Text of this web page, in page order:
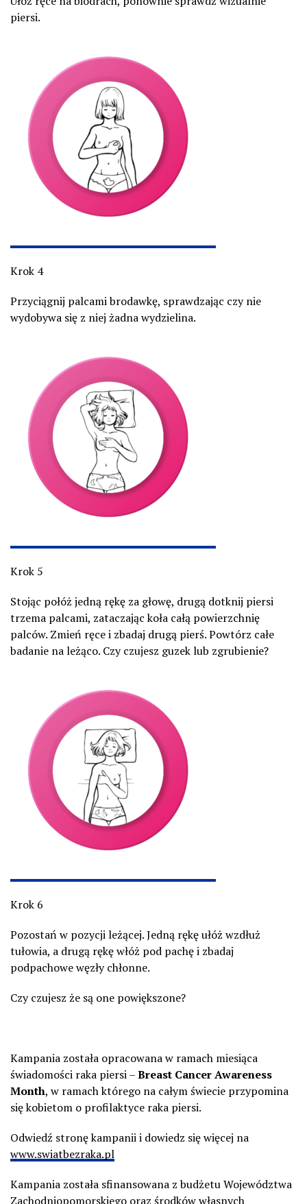
piersi.
Krok 4
Przyciągnij palcami brodawkę, sprawdzając czy nie
wydobywa się z niej żadna wydzielina.
Krok 5
Stojąc połóż jedną rękę za głowę, drugą dotknij piersi
trzema palcami, zataczając koła całą powierzchnię
palców. Zmień ręce i zbadaj drugą pierś. Powtórz całe
badanie na leżąco. Czy czujesz guzek lub zgrubienie?
Krok 6
Pozostań w pozycji leżącej. Jedną rękę ułóż wzdłuż
tułowia, a drugą rękę włóż pod pachę i zbadaj
podpachowe węzły chłonne.
Czy czujesz że są one powiększone?
Kampania została opracowana w ramach miesiąca
świadomości raka piersi –Breast Cancer Awareness
Month, w ramach którego na całym świecie przypomina
się kobietom o profilaktyce raka piersi.
Odwiedź stronę kampanii i dowiedz się więcej na
www.swiatbezraka.pl
Kampania została sfinansowana z budżetu Województwa
Zachodniopomorskiego oraz środków własnych